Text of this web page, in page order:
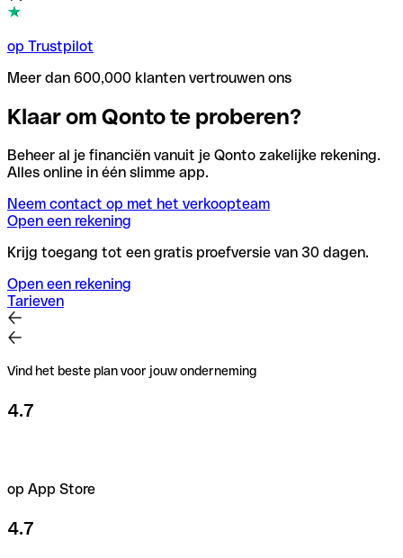
op Trustpilot
Meer dan 600,000 klanten vertrouwen ons
Klaar om Qonto te proberen?
Beheer al je financiën vanuit je Qonto zakelijke rekening.
Alles online in één slimme app.
Neem contact op met het verkoopteam
Open een rekening
Krijg toegang tot een gratis proefversie van 30 dagen.
Open een rekening
Tarieven
Vind het beste plan voor jouw onderneming
4.7
op App Store
4.7